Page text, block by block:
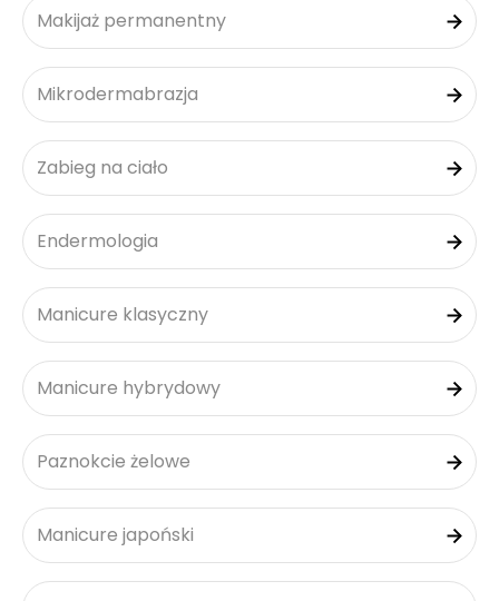
Makijaż permanentny
Mikrodermabrazja
Zabieg na ciało
Endermologia
Manicure klasyczny
Manicure hybrydowy
Paznokcie żelowe
Manicure japoński